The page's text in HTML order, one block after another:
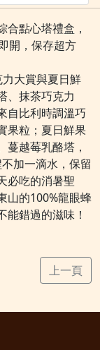
點心塔禮盒，
開，保存超方
大賞與夏日鮮
、抹茶巧克力
自比利時調溫巧
果粒；夏日鮮果
蔓越莓乳酪塔，
加一滴水，保留
必吃的消暑聖
山的100%龍眼蜂
錯過的滋味！
上一頁